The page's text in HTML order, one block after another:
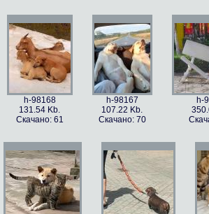
h-98168
131.54 Kb.
Скачано: 61
h-98167
107.22 Kb.
Скачано: 70
h-